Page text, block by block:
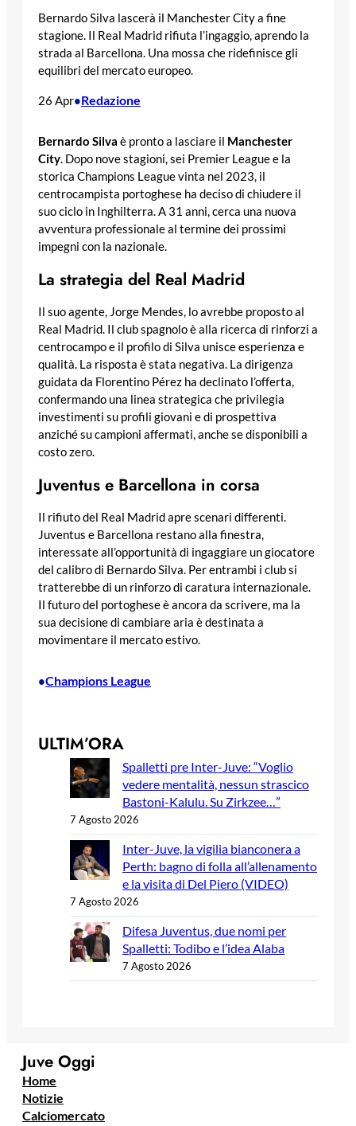
Bernardo Silva lascerà il Manchester City a fine
stagione. Il Real Madrid rifiuta l’ingaggio, aprendo la
strada al Barcellona. Una mossa che ridefinisce gli
equilibri del mercato europeo.
26 Apr•Redazione
Bernardo Silva è pronto a lasciare il Manchester
City. Dopo nove stagioni, sei Premier League e la
storica Champions League vinta nel 2023, il
centrocampista portoghese ha deciso di chiudere il
suo ciclo in Inghilterra. A 31 anni, cerca una nuova
avventura professionale al termine dei prossimi
impegni con la nazionale.
La strategia del Real Madrid
Il suo agente, Jorge Mendes, lo avrebbe proposto al
Real Madrid. Il club spagnolo è alla ricerca di rinforzi a
centrocampo e il profilo di Silva unisce esperienza e
qualità. La risposta è stata negativa. La dirigenza
guidata da Florentino Pérez ha declinato l’offerta,
confermando una linea strategica che privilegia
investimenti su profili giovani e di prospettiva
anziché su campioni affermati, anche se disponibili a
costo zero.
Juventus e Barcellona in corsa
Il rifiuto del Real Madrid apre scenari differenti.
Juventus e Barcellona restano alla finestra,
interessate all’opportunità di ingaggiare un giocatore
del calibro di Bernardo Silva. Per entrambi i club si
tratterebbe di un rinforzo di caratura internazionale.
Il futuro del portoghese è ancora da scrivere, ma la
sua decisione di cambiare aria è destinata a
movimentare il mercato estivo.
•Champions League
ULTIM’ORA
Spalletti pre Inter-Juve: “Voglio
vedere mentalità, nessun strascico
Bastoni-Kalulu. Su Zirkzee…”
7 Agosto 2026
Inter-Juve, la vigilia bianconera a
Perth: bagno di folla all’allenamento
e la visita di Del Piero (VIDEO)
7 Agosto 2026
Difesa Juventus, due nomi per
Spalletti: Todibo e l’idea Alaba
7 Agosto 2026
Juve Oggi
Home
Notizie
Calciomercato